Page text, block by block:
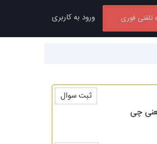
تلفنی فوری ورود به کاربری
ثبت سوال